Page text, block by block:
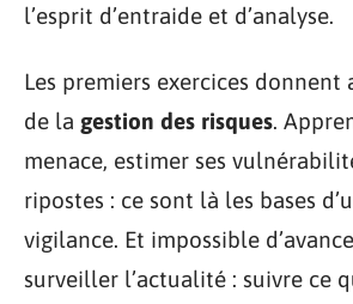
l’esprit d’entraide et d’analyse.
Les premiers exercices donnent
de la gestion des risques.
menace, estimer ses
ripostes : ce sont là les bases
vigilance. Et impossible
surveiller l’actualité : suivre ce